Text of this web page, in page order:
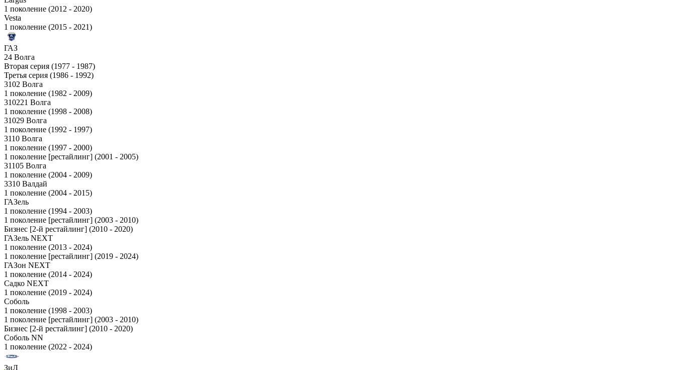
1 поколение (2012 - 2020)
Vesta
1 поколение (2015 - 2021)
ГАЗ
24 Волга
Вторая серия (1977 - 1987)
Третья серия (1986 - 1992)
3102 Волга
1 поколение (1982 - 2009)
310221 Волга
1 поколение (1998 - 2008)
31029 Волга
1 поколение (1992 - 1997)
3110 Волга
1 поколение (1997 - 2000)
1 поколение [рестайлинг] (2001 - 2005)
31105 Волга
1 поколение (2004 - 2009)
3310 Валдай
1 поколение (2004 - 2015)
ГАЗель
1 поколение (1994 - 2003)
1 поколение [рестайлинг] (2003 - 2010)
Бизнес [2-й рестайлинг] (2010 - 2020)
ГАЗель NEXT
1 поколение (2013 - 2024)
1 поколение [рестайлинг] (2019 - 2024)
ГАЗон NEXT
1 поколение (2014 - 2024)
Садко NEXT
1 поколение (2019 - 2024)
Соболь
1 поколение (1998 - 2003)
1 поколение [рестайлинг] (2003 - 2010)
Бизнес [2-й рестайлинг] (2010 - 2020)
Соболь NN
1 поколение (2022 - 2024)
ЗиЛ